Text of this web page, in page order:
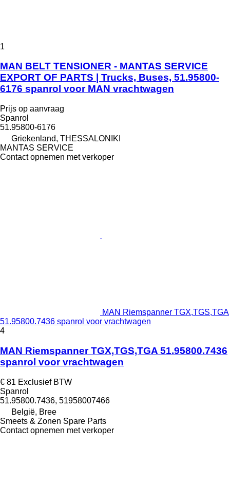
1
MAN BELT TENSIONER - MANTAS SERVICE
EXPORT OF PARTS | Trucks, Buses, 51.95800-
6176 spanrol voor MAN vrachtwagen
Prijs op aanvraag
Spanrol
51.95800-6176
Griekenland, THESSALONIKI
MANTAS SERVICE
Contact opnemen met verkoper
MAN Riemspanner TGX,TGS,TGA
51.95800.7436 spanrol voor vrachtwagen
4
MAN Riemspanner TGX,TGS,TGA 51.95800.7436
spanrol voor vrachtwagen
€ 81 Exclusief BTW
Spanrol
51.95800.7436, 51958007466
België, Bree
Smeets & Zonen Spare Parts
Contact opnemen met verkoper